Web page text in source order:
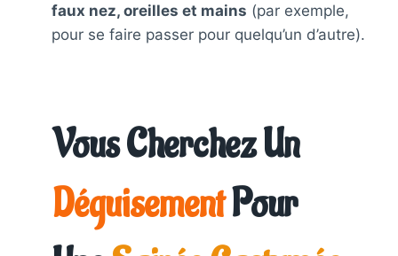
faux nez, oreilles et mains (par exemple,
pour se faire passer pour quelqu’un d’autre).
Vous Cherchez Un
DéguisementPour